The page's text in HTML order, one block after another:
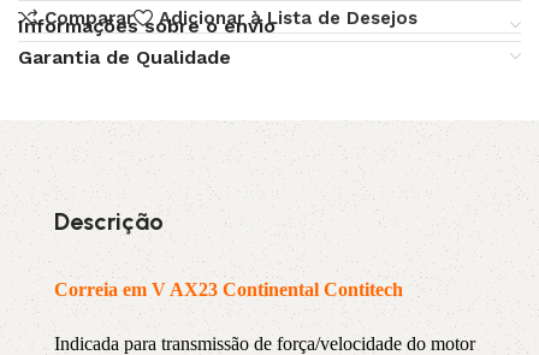
Comparar
Adicionar à Lista de Desejos
Informações sobre o envio
Garantia de Qualidade
Descrição
Correia em V AX23 Continental Contitech
Indicada para transmissão de força/velocidade do motor